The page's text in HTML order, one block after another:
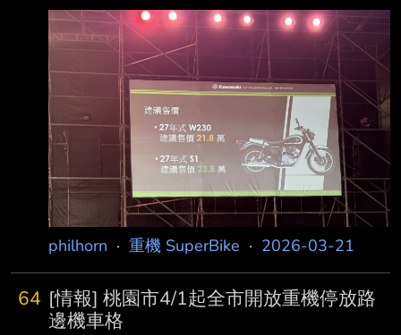
philhorn · 重機 SuperBike · 2026-03-21
64 [情報] 桃園市4/1起全市開放重機停放路
邊機車格